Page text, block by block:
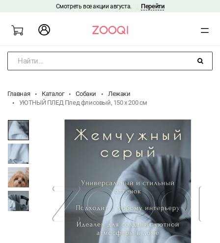
Смотреть все акции августа. Перейти
Найти...
Главная Каталог Собаки
Лежаки
УЮТНЫЙ ПЛЕД Плед флисовый, 150 x 200 см